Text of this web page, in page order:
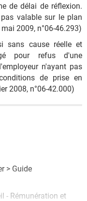
de délai de réflexion.
valable sur le plan
2009, n°06-46.293)
sans cause réelle et
pour refus d'une
n'ayant pas
de prise en
2008, n°06-42.000)
> Guide
- Rémunération et